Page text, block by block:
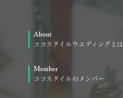
About
ココスタイルウエディングとは
Member
ココスタイルのメンバー